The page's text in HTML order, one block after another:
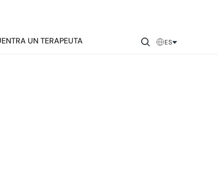
UN TERAPEUTA ES